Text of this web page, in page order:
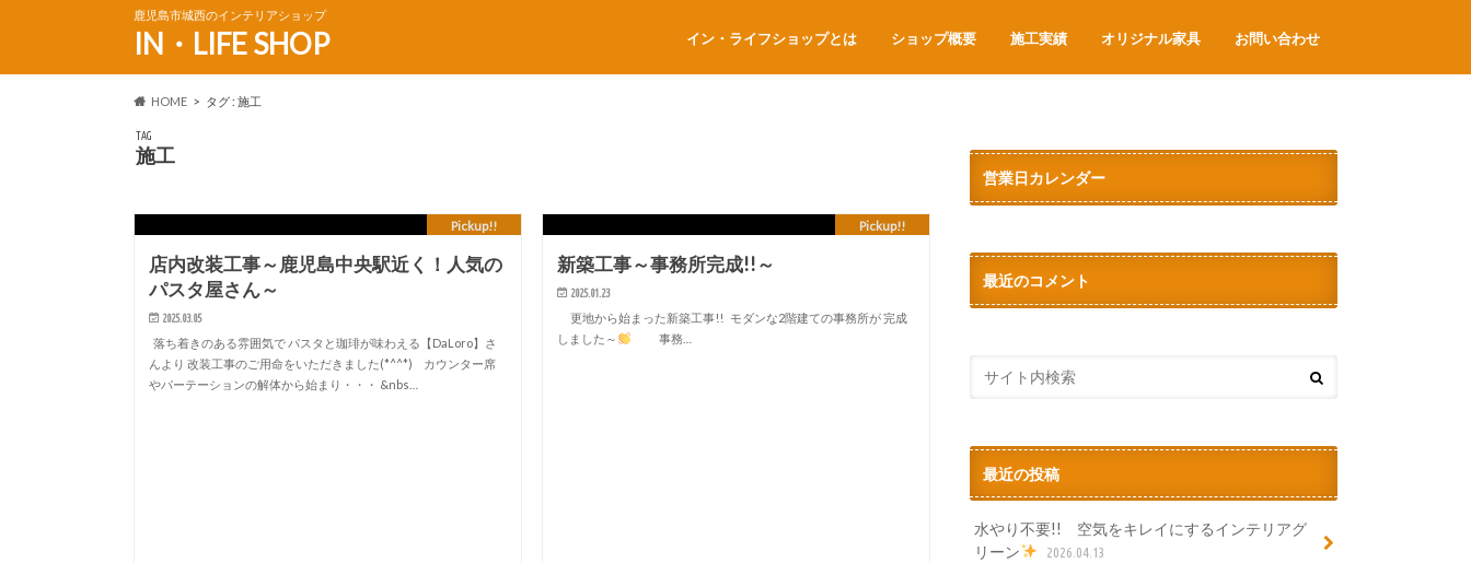
鹿児島市城西のインテリアショップ
IN・LIFE SHOP イン・ライフショップとは ショップ概要 施工実績 オリジナル家具 お問い合わせ
HOME タグ : 施工
TAG
施工
Pickup!!
店内改装工事～鹿児島中央駅近く！人気の
パスタ屋さん～
2025.03.05
落ち着きのある雰囲気で パスタと珈琲が味わえる【DaLoro】さ
んより 改装工事のご用命をいただきました(*^^*) カウンター席
やパーテーションの解体から始まり・・・ &nbs…
Pickup!!
新築工事～事務所完成!!～
2025.01.23
更地から始まった新築工事!! モダンな2階建ての事務所が 完成
しました～
事務…
営業日カレンダー
最近のコメント
最近の投稿
水やり不要!! 空気をキレイにするインテリアグ
リーン
2026.04.13